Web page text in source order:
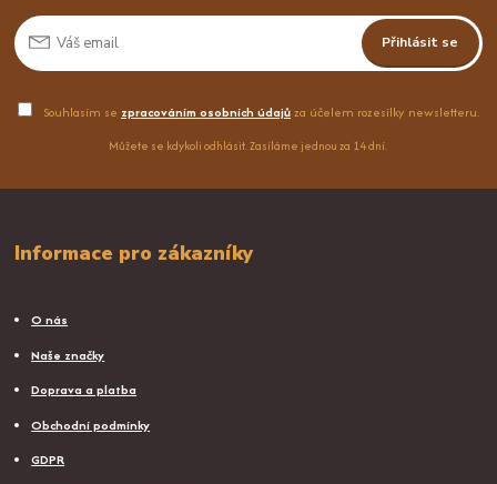
Přihlásit se
Souhlasím se zpracováním osobních údajůza účelem rozesílky newsletteru.
Můžete se kdykoli odhlásit. Zasíláme jednou za 14 dní.
Informace pro zákazníky
O nás
Naše značky
Doprava a platba
Obchodní podmínky
GDPR